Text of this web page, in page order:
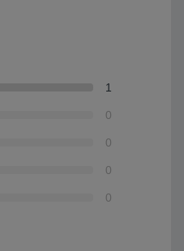
1
0
0
0
0